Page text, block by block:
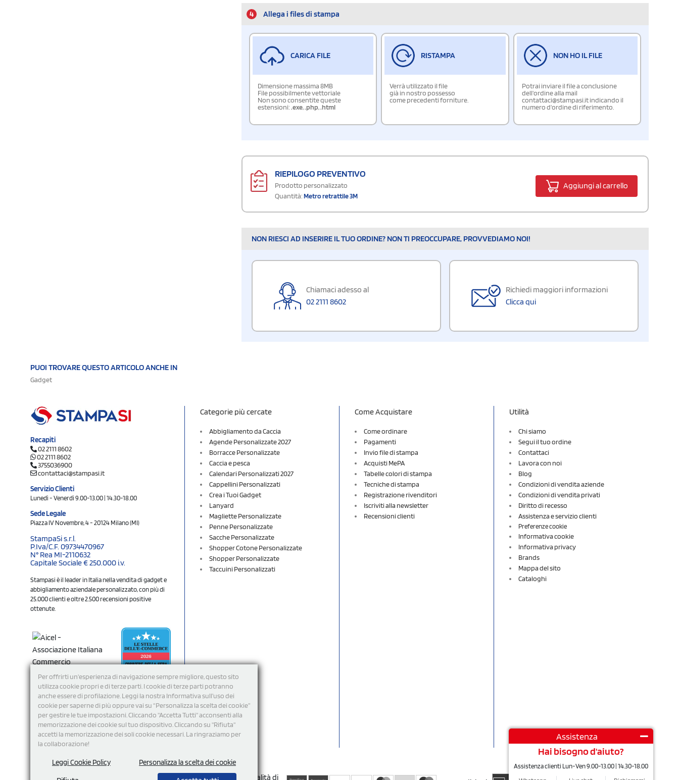
Per offrirti un'esperienza di navigazione sempre migliore, questo sito
utilizza cookie propri e di terze parti. I cookie di terze parti potranno
anche essere di profilazione. Leggi la nostra Informativa sull’uso dei
cookie per saperne di più oppure vai su “Personalizza la scelta dei cookie”
per gestire le tue impostazioni. Cliccando "Accetta Tutti" acconsenti alla
memorizzazione dei cookie sul tuo dispositivo. Cliccando su "Rifiuta"
accetti la memorizzazione dei soli cookie necessari. La ringraziamo per
la collaborazione!
Leggi Cookie Policy Personalizza la scelta dei cookie
4 Allega i files di stampa
CARICA FILE
Dimensione massima 8MB
File possibilmente vettoriale
Non sono consentite queste
estensioni:.exe,.php,.html
RISTAMPA
Verrà utilizzato il file
già in nostro possesso
come precedenti forniture.
NON HO IL FILE
Potrai inviare il file a conclusione
dell'ordine alla mail
contattaci@stampasi.it indicando il
numero d'ordine di riferimento.
RIEPILOGO PREVENTIVO
Prodotto personalizzato
Quantità:Metro retrattile 3M
Aggiungi al carrello
NON RIESCI AD INSERIRE IL TUO ORDINE? NON TI PREOCCUPARE, PROVVEDIAMO NOI!
Chiamaci adesso al
02 2111 8602
Richiedi maggiori informazioni
Clicca qui
PUOI TROVARE QUESTO ARTICOLO ANCHE IN
Gadget
Recapiti
02 2111 8602
02 2111 8602
3755036900
contattaci@stampasi.it
Servizio Clienti
Lunedì - Venerdì 9.00-13.00 | 14.30-18.00
Sede Legale
Piazza IV Novembre, 4 - 20124 Milano (MI)
StampaSi s.r.l.
P.Iva/C.F. 09734470967
N° Rea MI-2110632
Capitale Sociale € 250.000 i.v.
Stampasi è il leader in Italia nella vendita di gadget e
abbigliamento aziendale personalizzato, con più di
25.000 clienti e oltre 2.500 recensioni positive
ottenute.
Seguici
Categorie più cercate
Abbigliamento da Caccia
Agende Personalizzate 2027
Borracce Personalizzate
Caccia e pesca
Calendari Personalizzati 2027
Cappellini Personalizzati
Crea i Tuoi Gadget
Lanyard
Magliette Personalizzate
Penne Personalizzate
Sacche Personalizzate
Shopper Cotone Personalizzate
Shopper Personalizzate
Taccuini Personalizzati
Come Acquistare
Come ordinare
Pagamenti
Invio file di stampa
Acquisti MePA
Tabelle colori di stampa
Tecniche di stampa
Registrazione rivenditori
Iscriviti alla newsletter
Recensioni clienti
Utilità
Chi siamo
Segui il tuo ordine
Contattaci
Lavora con noi
Blog
Condizioni di vendita aziende
Condizioni di vendita privati
Diritto di recesso
Assistenza e servizio clienti
Preferenze cookie
Informativa cookie
Informativa privacy
Brands
Mappa del sito
Cataloghi
Modalità di
Assistenza
Hai bisogno d'aiuto?
Assistenza clienti Lun-Ven 9.00-13.00 | 14.30-18.00